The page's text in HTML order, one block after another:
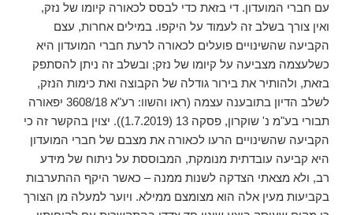
עם חברי המועדון. די בזאת כדי לבסס לכאורה קיומו של נזק,
ואין צורך בשלב זה לעמוד על היקפו. במילים אחרות, עצם
הקביעה שהשינויים פועלים לכאורה לרעת חברי המועדון היא
כשלעצמה מצביעה על קיומו של נזק; ובשלב זה ניתן להסתפק
בזאת, ולהותיר את בירור גודלה של הקבוצה ואת כימות הנזק,
לשלב הדיון בתובענה עצמה (ראו והשוו: רע"א 3608/18 יפאורה
תבורי בע"מ נ' שוקרון, פסקה 13 (1.7.2019)). יצוין בהקשר זה כי
הקביעה שהשינויים הרעו לכאורה את מצבם של חברי המועדון
היא קביעה עובדתית מנומקת, המבוססת על ניתוח של מידע
רב, ולא מצאתי הצדקה לשנות ממנה – כאשר היקף ההתערבות
בקביעות מעין אלה הוא מצומצם ממילא. ויוער למעלה מן הצורך